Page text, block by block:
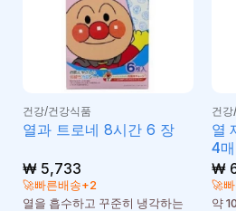
건강/건강식품
열과 트로네 8시간 6 장
₩5,733
🚀빠른배송+2
열을 흡수하고 꾸준히 냉각하는
건
열
4
₩
🚀
약